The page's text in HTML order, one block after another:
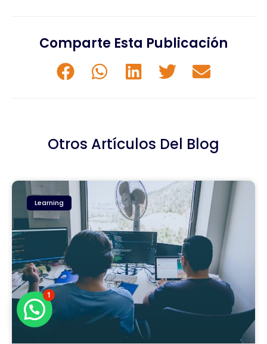
Comparte Esta Publicación
Otros Artículos Del Blog
Learning
1